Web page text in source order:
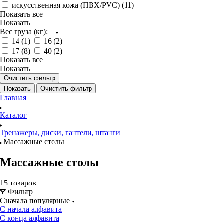
искусственная кожа (ПВХ/PVC) (11)
Показать все
Показать
Вес груза (кг):
14 (1) 16 (2)
17 (8) 40 (2)
Показать все
Показать
Очистить фильтр
Показать
Очистить фильтр
Главная
Каталог
Тренажеры, диски, гантели, штанги
Массажные столы
Массажные столы
15 товаров
Фильтр
Сначала популярные
С начала алфавита
С конца алфавита